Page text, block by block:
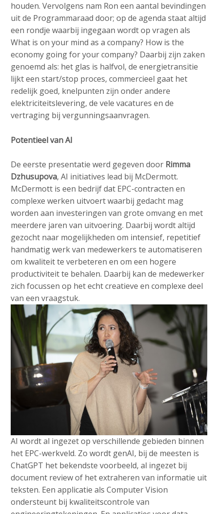
houden. Vervolgens nam Ron een aantal bevindingen
uit de Programmaraad door; op de agenda staat altijd
een rondje waarbij ingegaan wordt op vragen als
What is on your mind as a company? How is the
economy going for your company? Daarbij zijn zaken
genoemd als: het glas is halfvol, de energietransitie
lijkt een start/stop proces, commercieel gaat het
redelijk goed, knelpunten zijn onder andere
elektriciteitslevering, de vele vacatures en de
vertraging bij vergunningsaanvragen.
Potentieel van AI
De eerste presentatie werd gegeven door Rimma
Dzhusupova, AI initiatives lead bij McDermott.
McDermott is een bedrijf dat EPC-contracten en
complexe werken uitvoert waarbij gedacht mag
worden aan investeringen van grote omvang en met
meerdere jaren van uitvoering. Daarbij wordt altijd
gezocht naar mogelijkheden om intensief, repetitief
handmatig werk van medewerkers te automatiseren
om kwaliteit te verbeteren en om een hogere
productiviteit te behalen. Daarbij kan de medewerker
zich focussen op het echt creatieve en complexe deel
van een vraagstuk.
AI wordt al ingezet op verschillende gebieden binnen
het EPC-werkveld. Zo wordt genAI, bij de meesten is
ChatGPT het bekendste voorbeeld, al ingezet bij
document review of het extraheren van informatie uit
teksten. Een applicatie als Computer Vision
ondersteunt bij kwaliteitscontrole van